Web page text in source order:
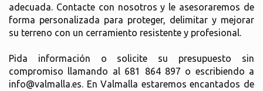
adecuada. Contacte con nosotros y le asesoraremos de
forma personalizada para proteger, delimitar y mejorar
su terreno con un cerramiento resistente y profesional.
Pida información o solicite su presupuesto sin
compromiso llamando al 681 864 897 o escribiendo a
info@valmalla.es. En Valmalla estaremos encantados de